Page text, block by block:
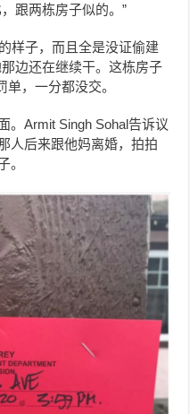
跟两栋房子似的。”
样子，而且全是没证偷建
边还在继续干。这栋房子
，一分都没交。
。Armit Singh Sohal告诉议
人后来跟他妈离婚，拍拍
。